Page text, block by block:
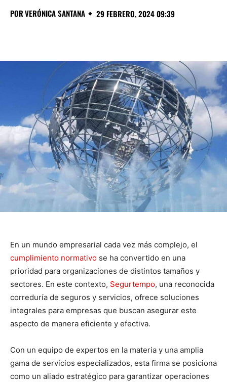
PORVERÓNICA SANTANA 29 FEBRERO, 2024 09:39
En un mundo empresarial cada vez más complejo, el
cumplimiento normativo se ha convertido en una
prioridad para organizaciones de distintos tamaños y
sectores. En este contexto, Segurtempo, una reconocida
correduría de seguros y servicios, ofrece soluciones
integrales para empresas que buscan asegurar este
aspecto de manera eficiente y efectiva.
Con un equipo de expertos en la materia y una amplia
gama de servicios especializados, esta firma se posiciona
como un aliado estratégico para garantizar operaciones